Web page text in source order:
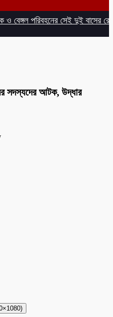
বেঙ্গল পরিবহনের সেই দুই বাসের
সদস্যদের আটক, উদ্ধার